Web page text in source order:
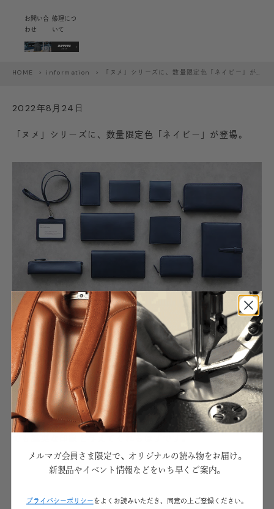
お問い合
わせ
修理につ
いて
HOME > information > 「ヌメ」シリーズに、数量限定色「ネイビー」が登場。
2022年8月24日
「ヌメ」シリーズに、数量限定色「ネイビー」が登場。
シンプルさにもこだわりが詰まった「ヌメ」シリーズに、
爽やかで洗練された限定色「ネイビー」が登場します。
スマートな印象でお持ちいただけるように、金具はシルバ
ー色、内装色は同系色でシンプルに。コバはマイルドであ
たたかみのある焦げ茶色の染料で仕立て、凛とした印象の
ネイビー色とバランスを取りました。大人の上品さと落ち
着きを演出してくれる「ネイビー」色は、ビジネスシーン
メルマガ会員さま限定で、オリジナルの読み物をお届け。
新製品やイベント情報などをいち早くご案内。
プライパシーポリシーをよくお読みいただき、同意の上ご登録ください。